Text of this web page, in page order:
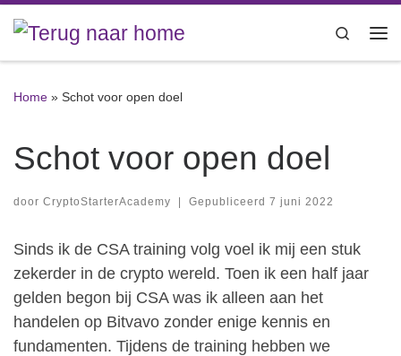
Ga naar inhoud
Search
Home » Schot voor open doel
Schot voor open doel
door CryptoStarterAcademy | Gepubliceerd 7 juni 2022
Sinds ik de CSA training volg voel ik mij een stuk
zekerder in de crypto wereld. Toen ik een half jaar
gelden begon bij CSA was ik alleen aan het
handelen op Bitvavo zonder enige kennis en
fundamenten. Tijdens de training hebben we